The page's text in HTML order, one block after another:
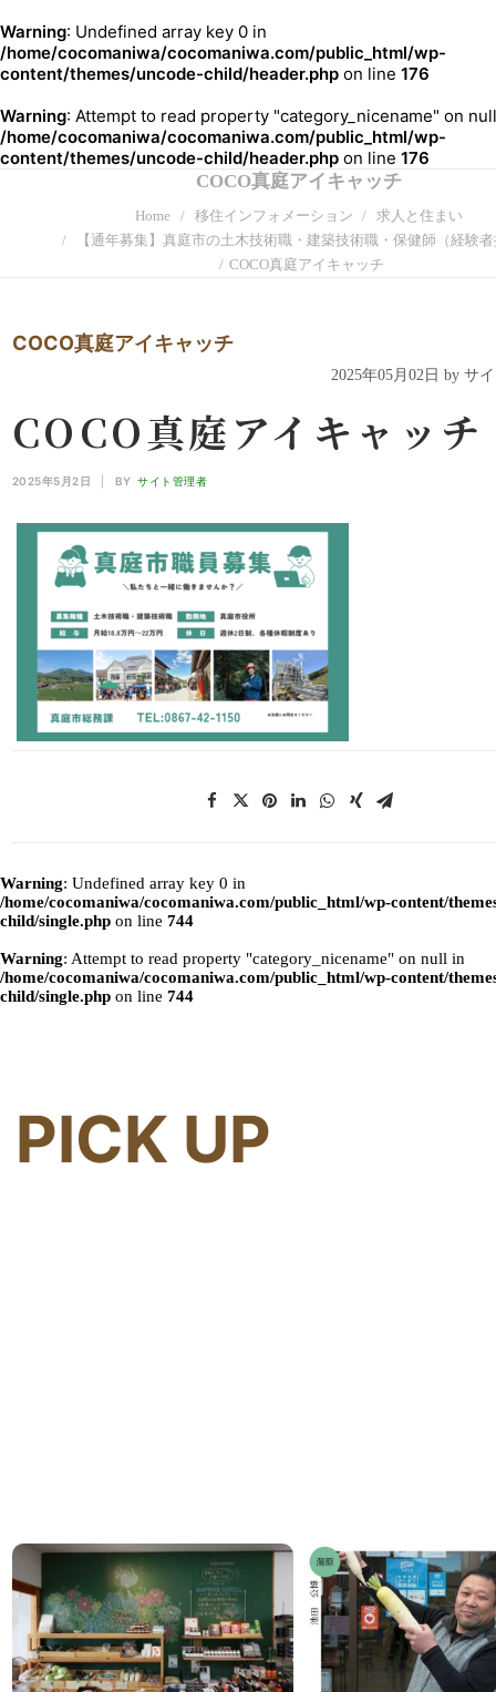
Warning: Undefined array key 0 in
/home/cocomaniwa/cocomaniwa.com/public_html/wp-
content/themes/uncode-child/header.php on line 176
Warning: Attempt to read property "category_nicename" on
/home/cocomaniwa/cocomaniwa.com/public_html/wp-
content/themes/uncode-child/header.php on line 176
COCO真庭アイキャッチ
Home 移住インフォメーション
求人と住まい
【通年募集】真庭市の土木技術職・建築技術職・保健師（経験
COCO真庭アイキャッチ
COCO真庭アイキャッチ
2025年05月02日 by サ
COCO真庭アイキャッチ
2025年5月2日 BY サイト管理者
Warning: Undefined array key 0 in
/home/cocomaniwa/cocomaniwa.com/public_html/wp-content/
child/single.php on line 744
Warning: Attempt to read property "category_nicename" on null in
/home/cocomaniwa/cocomaniwa.com/public_html/wp-content/
child/single.php on line 744
PICK UP